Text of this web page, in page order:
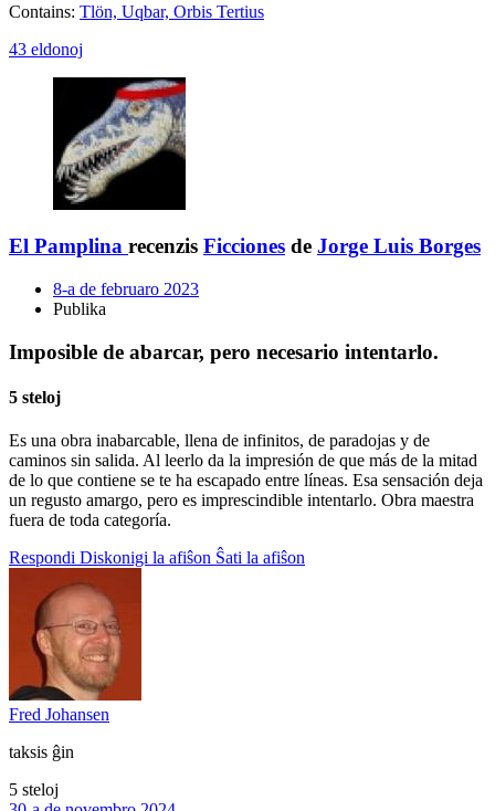
Contains: Tlön, Uqbar, Orbis Tertius
43 eldonoj
El Pamplina recenzis Ficciones de Jorge Luis Borges
8-a de februaro 2023
Publika
Imposible de abarcar, pero necesario intentarlo.
5 steloj
Es una obra inabarcable, llena de infinitos, de paradojas y de
caminos sin salida. Al leerlo da la impresión de que más de la mitad
de lo que contiene se te ha escapado entre líneas. Esa sensación deja
un regusto amargo, pero es imprescindible intentarlo. Obra maestra
fuera de toda categoría.
Respondi Diskonigi la afiŝon Ŝati la afiŝon
Fred Johansen
taksis ĝin
5 steloj